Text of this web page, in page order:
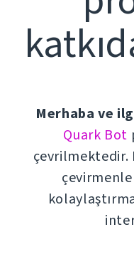
Merhaba ve
Quark Bot
çevrilmektedir.